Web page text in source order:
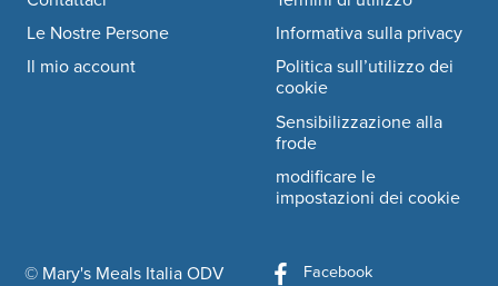
© Mary's Meals Italia ODVcompany information
Le Nostre Persone
Il mio account
Informativa sulla privacy
Politica sull’utilizzo dei
cookie
Sensibilizzazione alla
frode
modificare le
impostazioni dei cookie
Facebook